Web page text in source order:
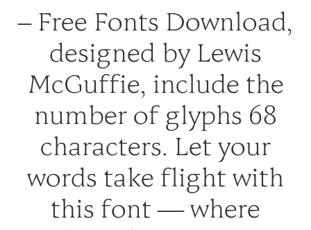
– Free Fonts Download,
designed by Lewis
McGuffie, include the
number of glyphs 68
characters. Let your
words take flight with
this font — where